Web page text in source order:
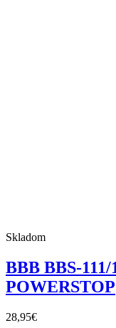
Skladom
BBB BBS-111/
POWERSTOP
28,95€